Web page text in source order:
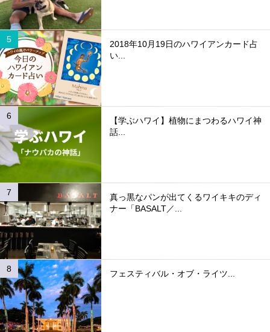
2018年10月19日のハワイアンカード占
い...
【学ぶハワイ】植物にまつわるハワイ神
話...
真っ黒なパンが出てくるワイキキのディ
ナー「BASALT／...
フェスティバル・オブ・ライツ...